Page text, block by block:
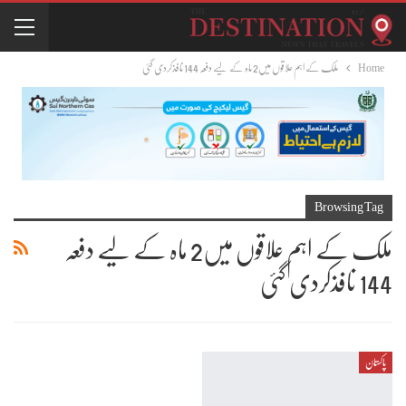
Home ملک کے اہم علاقوں میں2 ماہ کے لیے دفعہ 144 نافذکردی گئی
Browsing Tag
ملک کے اہم علاقوں میں2 ماہ کے لیے دفعہ
144 نافذکردی گئی
پاکستان